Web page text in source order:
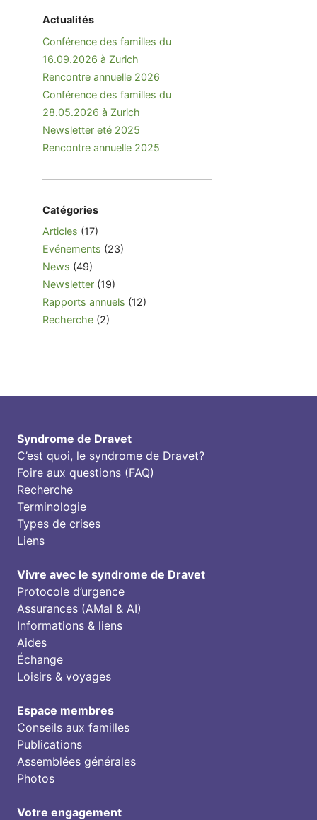
Actualités
Conférence des familles du
16.09.2026 à Zurich
Rencontre annuelle 2026
Conférence des familles du
28.05.2026 à Zurich
Newsletter eté 2025
Rencontre annuelle 2025
Catégories
Articles (17)
Evénements (23)
News (49)
Newsletter (19)
Rapports annuels (12)
Recherche (2)
Syndrome de Dravet
C’est quoi, le syndrome de Dravet?
Foire aux questions (FAQ)
Recherche
Terminologie
Types de crises
Liens
Vivre avec le syndrome de Dravet
Protocole d’urgence
Assurances (AMal & AI)
Informations & liens
Aides
Échange
Loisirs & voyages
Espace membres
Conseils aux familles
Publications
Assemblées générales
Photos
Votre engagement